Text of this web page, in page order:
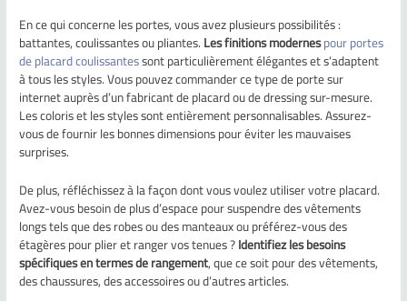
En ce qui concerne les portes, vous avez plusieurs possibilités :
battantes, coulissantes ou pliantes.Les finitions modernespour portes
de placard coulissantessont particulièrement élégantes et s’adaptent
à tous les styles. Vous pouvez commander ce type de porte sur
internet auprès d’un fabricant de placard ou de dressing sur-mesure.
Les coloris et les styles sont entièrement personnalisables. Assurez-
vous de fournir les bonnes dimensions pour éviter les mauvaises
surprises.
De plus, réfléchissez à la façon dont vous voulez utiliser votre placard.
Avez-vous besoin de plus d’espace pour suspendre des vêtements
longs tels que des robes ou des manteaux ou préférez-vous des
étagères pour plier et ranger vos tenues ?Identifiez les besoins
spécifiques en termes de rangement, que ce soit pour des vêtements,
des chaussures, des accessoires ou d’autres articles.